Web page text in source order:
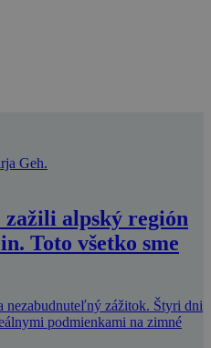
zažili alpský región
Toto všetko sme
nezabudnuteľný zážitok. Štyri dni
podmienkami na zimné